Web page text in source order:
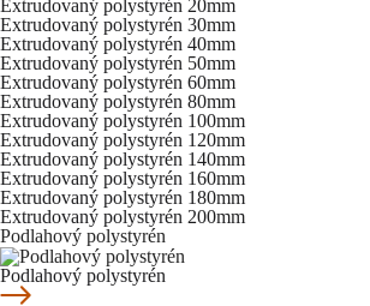
Extrudovaný polystyrén 20mm
Extrudovaný polystyrén 30mm
Extrudovaný polystyrén 40mm
Extrudovaný polystyrén 50mm
Extrudovaný polystyrén 60mm
Extrudovaný polystyrén 80mm
Extrudovaný polystyrén 100mm
Extrudovaný polystyrén 120mm
Extrudovaný polystyrén 140mm
Extrudovaný polystyrén 160mm
Extrudovaný polystyrén 180mm
Extrudovaný polystyrén 200mm
Podlahový polystyrén
Podlahový polystyrén